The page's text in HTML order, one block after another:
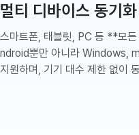
멀티 디바이스 동기화
스마트폰, 태블릿, PC 등 **모
ndroid뿐만 아니라 Windows,
지원하며, 기기 대수 제한 없이